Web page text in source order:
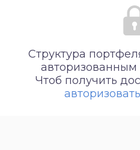
Структура
авторизованным
Чтоб получить